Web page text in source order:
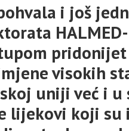
i još
visokih
uniji već i
lijekovi koji